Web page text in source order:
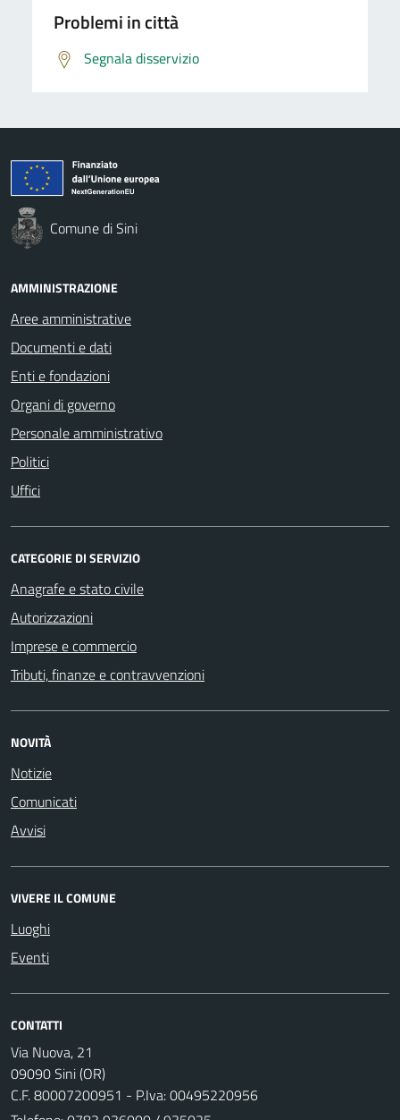
Problemi in città
Segnala disservizio
Comune di Sini
AMMINISTRAZIONE
Aree amministrative
Documenti e dati
Enti e fondazioni
Organi di governo
Personale amministrativo
Politici
Uffici
CATEGORIE DI SERVIZIO
Anagrafe e stato civile
Autorizzazioni
Imprese e commercio
Tributi, finanze e contravvenzioni
NOVITÀ
Notizie
Comunicati
Avvisi
VIVERE IL COMUNE
Luoghi
Eventi
CONTATTI
Via Nuova, 21
09090 Sini (OR)
C.F. 80007200951 - P.Iva: 00495220956